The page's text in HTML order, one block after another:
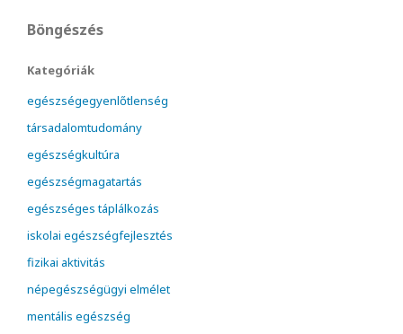
Böngészés
Kategóriák
egészségegyenlőtlenség
társadalomtudomány
egészségkultúra
egészségmagatartás
egészséges táplálkozás
iskolai egészségfejlesztés
fizikai aktivitás
népegészségügyi elmélet
mentális egészség